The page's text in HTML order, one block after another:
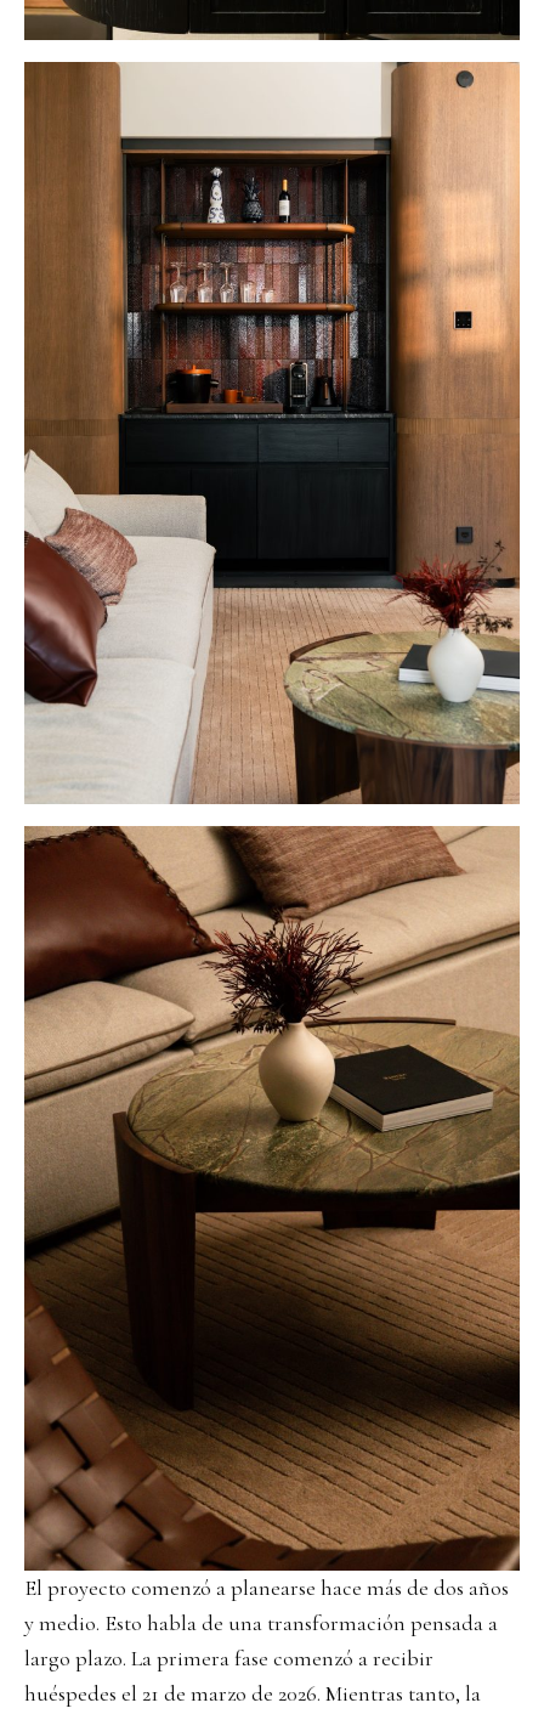
El proyecto comenzó a planearse hace más de dos años
y medio. Esto habla de una transformación pensada a
largo plazo. La primera fase comenzó a recibir
huéspedes el 21 de marzo de 2026. Mientras tanto, la